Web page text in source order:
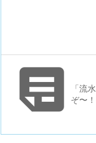
 「流
ぞ〜！